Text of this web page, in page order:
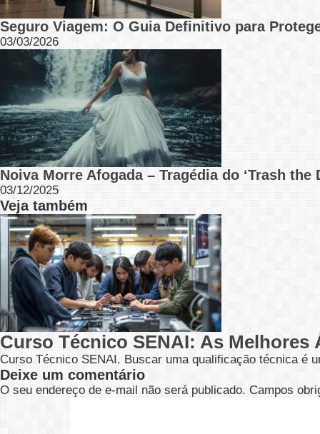
Seguro Viagem: O Guia Definitivo para
03/03/2026
Noiva Morre Afogada – Tragédia do ‘Trash
03/12/2025
Veja também
Curso Técnico SENAI: As Melhores
Curso Técnico SENAI. Buscar uma qualificação técnica é
Deixe um comentário
O seu endereço de e-mail não será publicado. Campos